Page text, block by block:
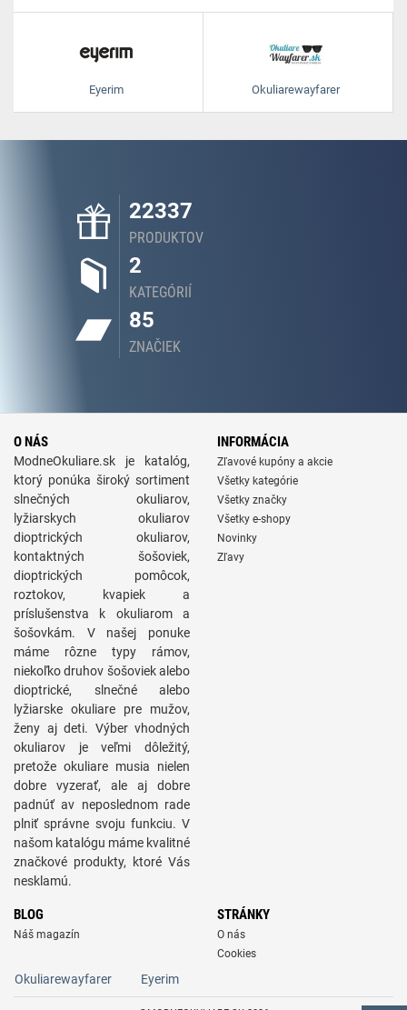
Eyerim Okuliarewayfarer
22337
PRODUKTOV
2
KATEGÓRIÍ
85
ZNAČIEK
O NÁS
ModneOkuliare.sk je katalóg,
ktorý ponúka široký sortiment
slnečných okuliarov,
lyžiarskych okuliarov
dioptrických okuliarov,
kontaktných šošoviek,
dioptrických pomôcok,
roztokov, kvapiek a
príslušenstva k okuliarom a
šošovkám. V našej ponuke
máme rôzne typy rámov,
niekoľko druhov šošoviek alebo
dioptrické, slnečné alebo
lyžiarske okuliare pre mužov,
ženy aj deti. Výber vhodných
okuliarov je veľmi dôležitý,
pretože okuliare musia nielen
dobre vyzerať, ale aj dobre
padnúť av neposlednom rade
plniť správne svoju funkciu. V
našom katalógu máme kvalitné
značkové produkty, ktoré Vás
nesklamú.
INFORMÁCIA
Zľavové kupóny a akcie
Všetky kategórie
Všetky značky
Všetky e-shopy
Novinky
Zľavy
BLOG
Náš magazín
STRÁNKY
O nás
Cookies
Okuliarewayfarer Eyerim